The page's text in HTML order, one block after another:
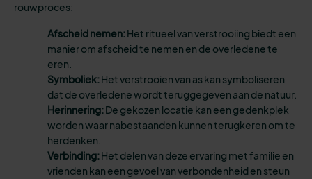
rouwproces:
Afscheid nemen:Het ritueel van verstrooiing biedt een
manier om afscheid te nemen en de overledene te
eren.
Symboliek:Het verstrooien van as kan symboliseren
dat de overledene wordt teruggegeven aan de natuur.
Herinnering:De gekozen locatie kan een gedenkplek
worden waar nabestaanden kunnen terugkeren om te
herdenken.
Verbinding:Het delen van deze ervaring met familie en
vrienden kan een gevoel van verbondenheid en steun